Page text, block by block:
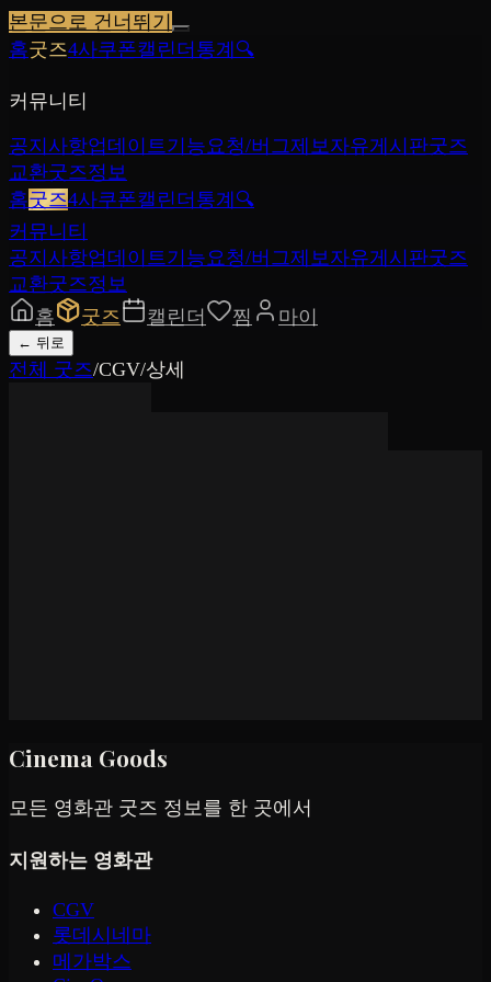
본문으로 건너뛰기
홈굿즈4사쿠폰캘린더 통계 🔍
커뮤니티
공지사항업데이트기능요청/버그제보자유게시판굿즈
교환굿즈정보
홈굿즈4사쿠폰캘린더 통계 🔍
커뮤니티
공지사항업데이트기능요청/버그제보자유게시판굿즈
교환굿즈정보
홈
굿즈 캘린더 찜 마이
← 뒤로
전체 굿즈/CGV/상세
Cinema Goods
모든 영화관 굿즈 정보를 한 곳에서
지원하는 영화관
CGV
롯데시네마
메가박스